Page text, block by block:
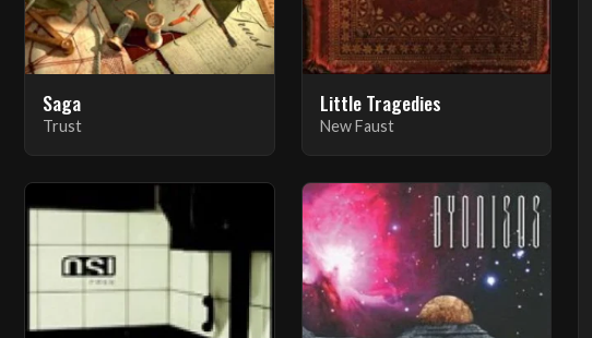
Saga
Trust
Little Tragedies
New Faust